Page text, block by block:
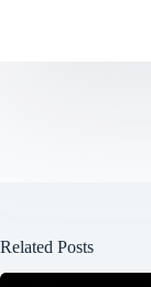
Related Posts